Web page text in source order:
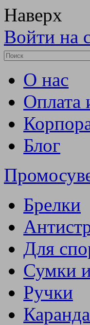
Наверх
Войти на
О нас
Оплата
Блог
Брелки
Для
Сумки
Ручки